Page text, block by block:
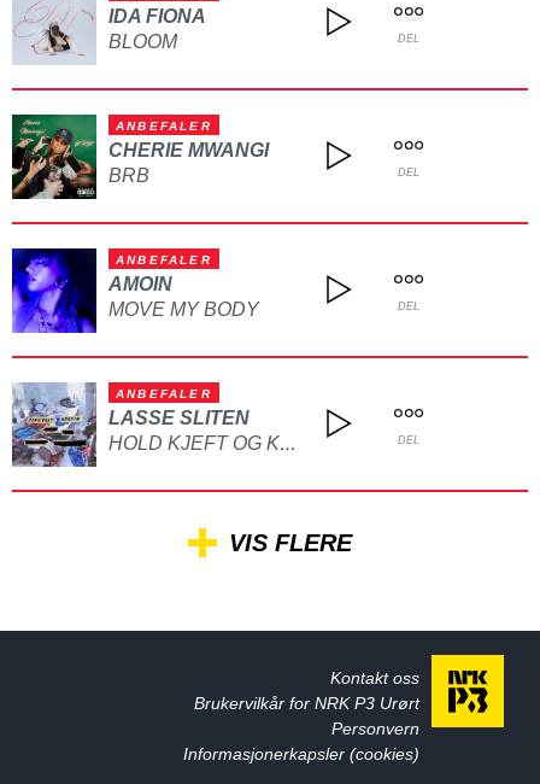
IDA FIONA
BLOOM
DEL
ANBEFALER
CHERIE MWANGI
BRB
DEL
ANBEFALER
AMOIN
MOVE MY BODY
DEL
ANBEFALER
LASSE SLITEN
HOLD KJEFT OG KYSS MEG DEL
VIS FLERE
Kontakt oss
Brukervilkår for NRK P3 Urørt
Personvern
Informasjonerkapsler (cookies)